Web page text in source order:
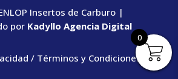
Insertos de Carburo |
por Kadyllo Agencia Digital
/ Términos y Condiciones
0